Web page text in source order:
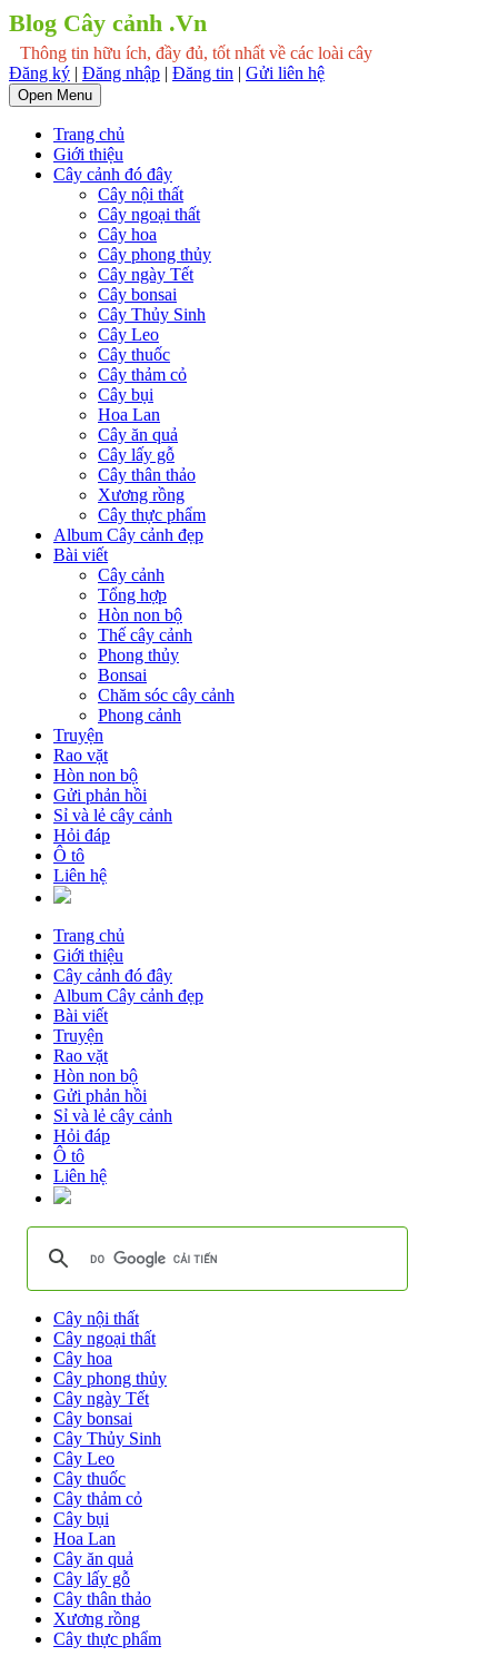
Blog Cây cảnh .Vn
Thông tin hữu ích, đầy đủ, tốt nhất về các loài cây
Đăng ký | Đăng nhập | Đăng tin | Gửi liên hệ
Open Menu
Trang chủ
Giới thiệu
Cây cảnh đó đây
Cây nội thất
Cây ngoại thất
Cây hoa
Cây phong thủy
Cây ngày Tết
Cây bonsai
Cây Thủy Sinh
Cây Leo
Cây thuốc
Cây thảm cỏ
Cây bụi
Hoa Lan
Cây ăn quả
Cây lấy gỗ
Cây thân thảo
Xương rồng
Cây thực phẩm
Album Cây cảnh đẹp
Bài viết
Cây cảnh
Tổng hợp
Hòn non bộ
Thế cây cảnh
Phong thủy
Bonsai
Chăm sóc cây cảnh
Phong cảnh
Truyện
Rao vặt
Hòn non bộ
Gửi phản hồi
Sỉ và lẻ cây cảnh
Hỏi đáp
Ô tô
Liên hệ
Trang chủ
Giới thiệu
Cây cảnh đó đây
Album Cây cảnh đẹp
Bài viết
Truyện
Rao vặt
Hòn non bộ
Gửi phản hồi
Sỉ và lẻ cây cảnh
Hỏi đáp
Ô tô
Liên hệ
Cây nội thất
Cây ngoại thất
Cây hoa
Cây phong thủy
Cây ngày Tết
Cây bonsai
Cây Thủy Sinh
Cây Leo
Cây thuốc
Cây thảm cỏ
Cây bụi
Hoa Lan
Cây ăn quả
Cây lấy gỗ
Cây thân thảo
Xương rồng
Cây thực phẩm